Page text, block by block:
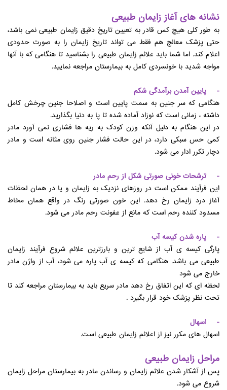
نشانه های آغاز زایمان طبیعی
به طور کلی هیچ کس قادر به تعیین تاریخ دقیق زایمان طبیعی نمی باشد،
حتی پزشک معالج هم فقط می تواند تاریخ زایمان را به صورت حدودی
اعلام کند. اما شما باید علائم زایمان طبیعی را بشناسید تا هنگامی که با آنها
مواجه شدید با خونسردی کامل به بیمارستان مراجعه نمایید.
- پایین آمدن برآمدگی شکم
هنگامی که سر جنین به سمت پایین است و اصلاحا جنین چرخش کامل
داشته ، زمانی است که نوزاد آماده شده تا پا به دنیا بگذارید.
در این هنگام به دلیل آنکه وزن کودک به ریه ها فشاری نمی آورد مادر
کمی حس سبکی دارد، در این حالت فشار جنین روی مثانه است و مادر
دچار تکرر ادار می شود.
- ترشحات خونی صورتی شکل از رحم مادر
این فرآیند ممکن است در روزهای نزدیک به زایمان و یا در همان لحظات
آغاز درد زایمان رخ دهد. این خون صورتی رنگ در واقع همان مخاط
مسدود کننده رحم است که مانع از عفونت رحم مادر می شود.
- پاره شدن کیسه آب
پارگی کیسه ی آب از شایع ترین و بارزترین علائم شروع فرآیند زایمان
طبیعی می باشد. هنگامی که کیسه ی آب پاره می شود، آب از واژن مادر
خارج می شود
لحظه ای که این اتفاق رخ دهد مادر سریع باید به بیمارستان مراجعه کند تا
تحت نظر پزشک خود قرار بگیرد .
- اسهال
اسهال های مکرر نیز از اعلائم زایمان طبیعی است.
مراحل زایمان طبیعی
پس از آشکار شدن علائم زایمان و رساندن مادر به بیمارستان مراحل زایمان
شروع می شود.